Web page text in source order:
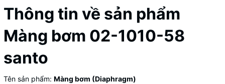
Thông tin về sản phẩm
Màng bơm 02-1010-58
santo
Tên sản phẩm: Màng bơm (Diaphragm)